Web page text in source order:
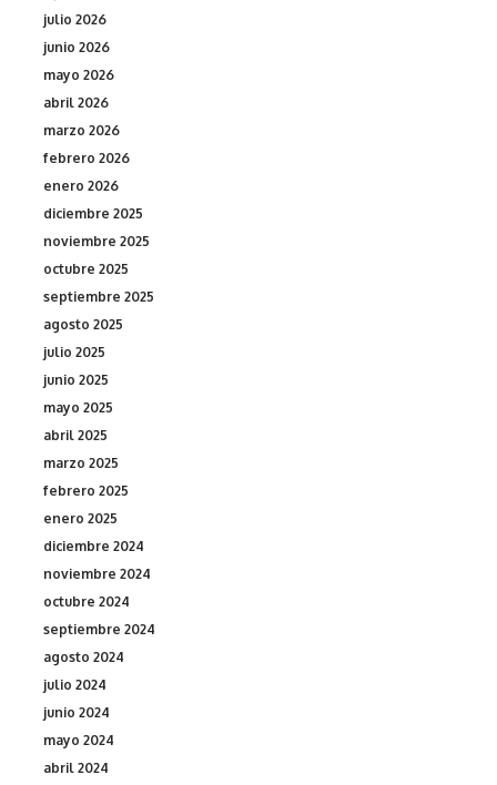
julio 2026
junio 2026
mayo 2026
abril 2026
marzo 2026
febrero 2026
enero 2026
diciembre 2025
noviembre 2025
octubre 2025
septiembre 2025
agosto 2025
julio 2025
junio 2025
mayo 2025
abril 2025
marzo 2025
febrero 2025
enero 2025
diciembre 2024
noviembre 2024
octubre 2024
septiembre 2024
agosto 2024
julio 2024
junio 2024
mayo 2024
abril 2024